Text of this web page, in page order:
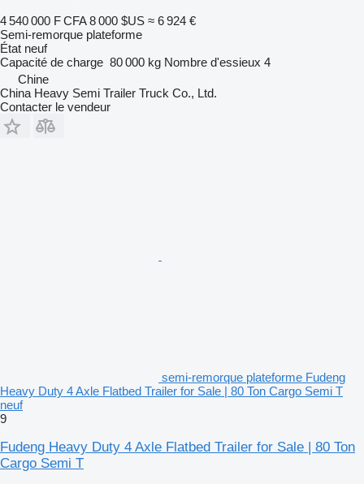
4 540 000 F CFA 8 000 $US ≈ 6 924 €
Semi-remorque plateforme
État neuf
Capacité de charge 80 000 kg Nombre d'essieux 4
Chine
China Heavy Semi Trailer Truck Co., Ltd.
Contacter le vendeur
semi-remorque plateforme Fudeng
Heavy Duty 4 Axle Flatbed Trailer for Sale | 80 Ton Cargo Semi T
neuf
9
Fudeng Heavy Duty 4 Axle Flatbed Trailer for Sale | 80 Ton
Cargo Semi T